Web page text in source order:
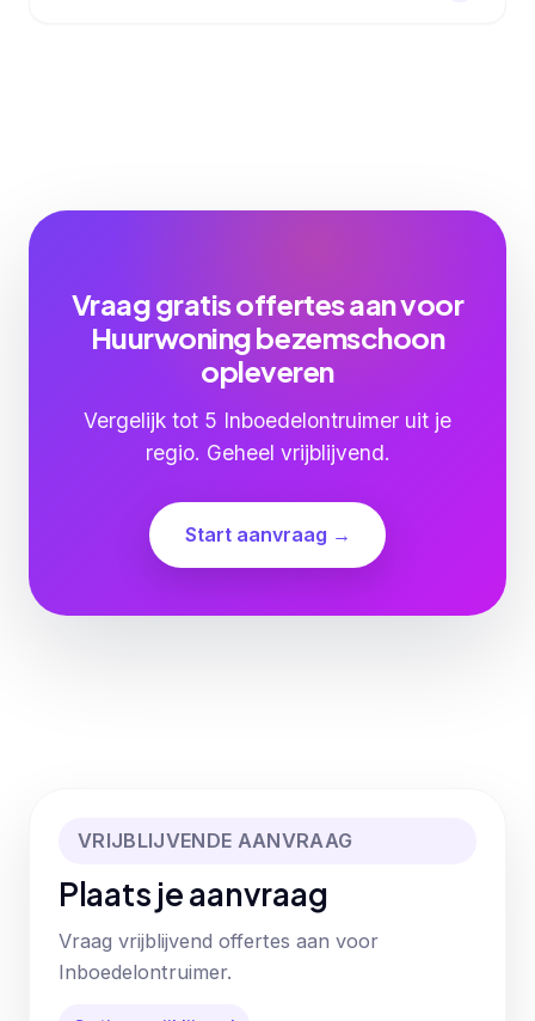
Vraag gratis offertes aan voor
Huurwoning bezemschoon
opleveren
Vergelijk tot 5 Inboedelontruimer uit je
regio. Geheel vrijblijvend.
Start aanvraag →
VRIJBLIJVENDE AANVRAAG
Plaats je aanvraag
Vraag vrijblijvend offertes aan voor
Inboedelontruimer.